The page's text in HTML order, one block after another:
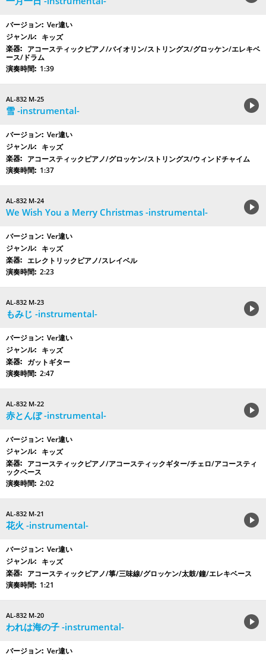
Ver違い
キッズ
アコースティックピアノ/バイオリン/ストリングス/グロッケン/エレキベ
ース/ドラム
1:39
AL-832 M-25
雪 -instrumental-
Ver違い
キッズ
アコースティックピアノ/グロッケン/ストリングス/ウィンドチャイム
1:37
AL-832 M-24
We Wish You a Merry Christmas -instrumental-
Ver違い
キッズ
エレクトリックピアノ/スレイベル
2:23
AL-832 M-23
もみじ -instrumental-
Ver違い
キッズ
ガットギター
2:47
AL-832 M-22
赤とんぼ -instrumental-
Ver違い
キッズ
アコースティックピアノ/アコースティックギター/チェロ/アコースティ
ックベース
2:02
AL-832 M-21
花火 -instrumental-
Ver違い
キッズ
アコースティックピアノ/箏/三味線/グロッケン/太鼓/鐘/エレキベース
1:21
AL-832 M-20
われは海の子 -instrumental-
Ver違い